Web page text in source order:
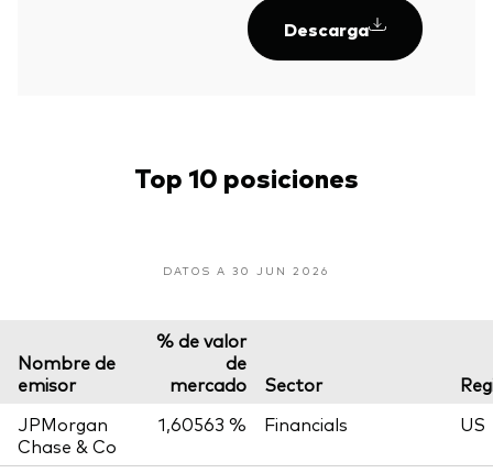
Descarga
Top 10 posiciones
DATOS A 30 JUN 2026
Nombre de
emisor
% de valor
de
mercado
Sector
JPMorgan
Chase & Co
1,60563 % Financials US